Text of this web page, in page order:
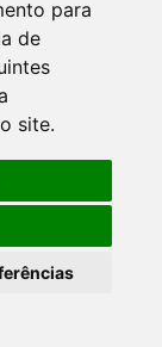
para
de
site.